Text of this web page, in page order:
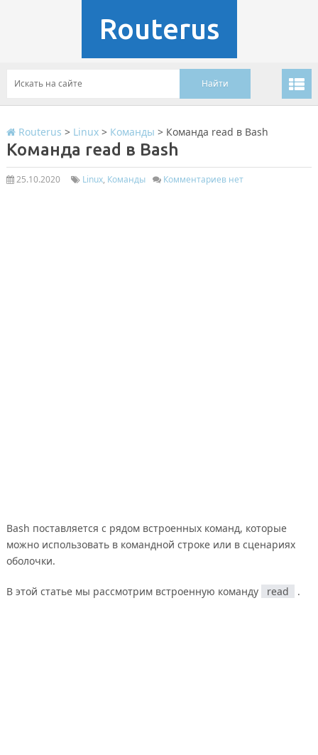
Routerus
Routerus > Linux> Команды > Команда read в Bash
Команда read в Bash
25.10.2020 Linux, Команды Комментариев нет
Bash поставляется с рядом встроенных команд, которые
можно использовать в командной строке или в сценариях
оболочки.
В этой статье мы рассмотрим встроенную команду read .